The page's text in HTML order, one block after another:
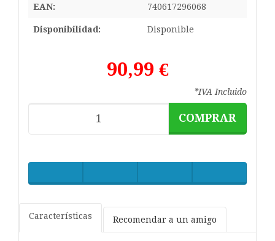
EAN: 740617296068
Disponibilidad: Disponible
90,99 €
*IVA Incluido
COMPRAR
Características Recomendar a un amigo